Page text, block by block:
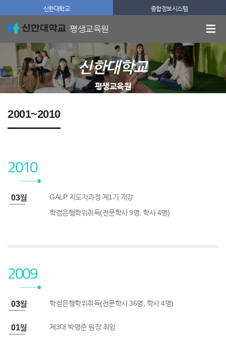
신한대학교 종합정보시스템
평생교육원
신한대학교
평생교육원
2001~2010
2010
03월
GALP 지도자과정 제1기 개강
학점은행학위취득(전문학사 9명, 학사 4명)
2009
03월 학점은행학위취득(전문학사 36명, 학사 4명)
01월 제3대 박명준 원장 취임